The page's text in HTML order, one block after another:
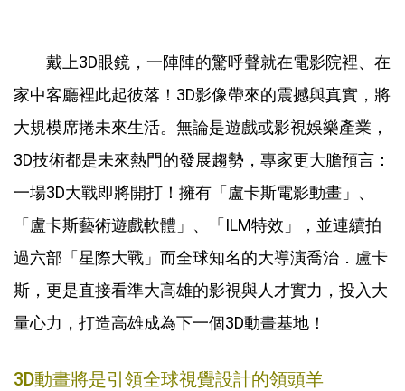
戴上3D眼鏡，一陣陣的驚呼聲就在電影院裡、在
家中客廳裡此起彼落！3D影像帶來的震撼與真實，將
大規模席捲未來生活。無論是遊戲或影視娛樂產業，
3D技術都是未來熱門的發展趨勢，專家更大膽預言：
一場3D大戰即將開打！擁有「盧卡斯電影動畫」、
「盧卡斯藝術遊戲軟體」、「ILM特效」，並連續拍
過六部「星際大戰」而全球知名的大導演喬治．盧卡
斯，更是直接看準大高雄的影視與人才實力，投入大
量心力，打造高雄成為下一個3D動畫基地！
3D動畫將是引領全球視覺設計的領頭羊